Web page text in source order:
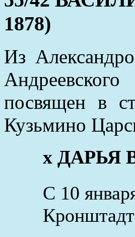
1878)
Из
посвящен в
Кузьмино
x ДАРЬЯ
С 10